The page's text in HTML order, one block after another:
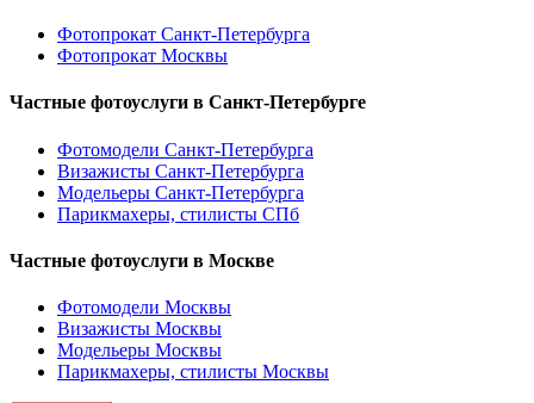
Фотопрокат Санкт-Петербурга
Фотопрокат Москвы
Частные фотоуслуги в Санкт-Петербурге
Фотомодели Санкт-Петербурга
Визажисты Санкт-Петербурга
Модельеры Санкт-Петербурга
Парикмахеры, стилисты СПб
Частные фотоуслуги в Москве
Фотомодели Москвы
Визажисты Москвы
Модельеры Москвы
Парикмахеры, стилисты Москвы